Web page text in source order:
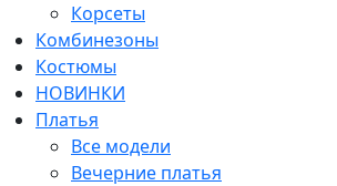
Корсеты
Комбинезоны
Костюмы
НОВИНКИ
Платья
Все модели
Вечерние платья